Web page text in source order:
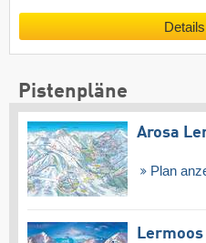
Pistenpläne
Arosa
Plan